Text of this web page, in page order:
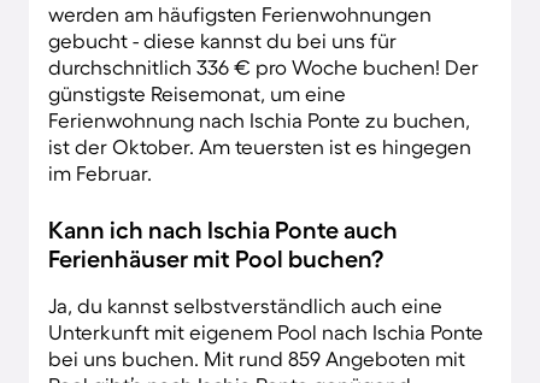
werden am häufigsten Ferienwohnungen
gebucht - diese kannst du bei uns für
durchschnitlich 336 € pro Woche buchen! Der
günstigste Reisemonat, um eine
Ferienwohnung nach Ischia Ponte zu buchen,
ist der Oktober. Am teuersten ist es hingegen
im Februar.
Kann ich nach Ischia Ponte auch
Ferienhäuser mit Pool buchen?
Ja, du kannst selbstverständlich auch eine
Unterkunft mit eigenem Pool nach Ischia Ponte
bei uns buchen. Mit rund 859 Angeboten mit